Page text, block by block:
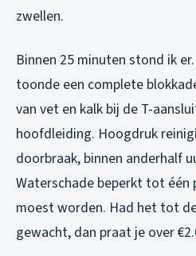
zwellen.
Binnen 25 minuten stond ik
toonde een complete
van vet en kalk bij de T-
hoofdleiding. Hoogdruk
doorbraak, binnen anderhalf
Waterschade beperkt tot één
moest worden. Had het tot
gewacht, dan praat je over